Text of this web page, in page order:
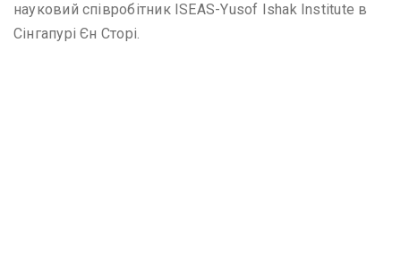
науковий співробітник ISEAS-Yusof Ishak Institute в
Сінгапурі Єн Сторі.